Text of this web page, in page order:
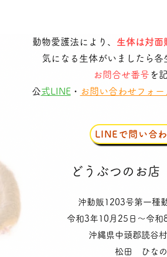
動物愛護法により、 生体は対面
気になる生体がいましたら各
お問合せ番号 を
​公式LINE・ お問い合わせフォー
LINEで問い合
​どうぶつのお店
沖動販1203号第一種
令和3年10月25日〜令和
沖縄県中頭郡読谷
松田 ひなの